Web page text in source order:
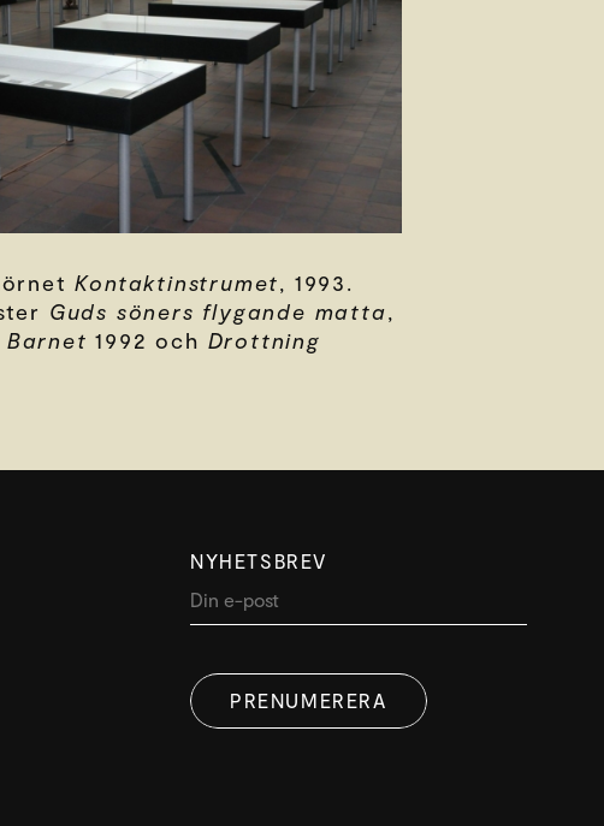
Kontaktinstrumet, 1993.
Guds söners flygande matta,
Barnet 1992 och Drottning
NYHETSBREV
PRENUMERERA